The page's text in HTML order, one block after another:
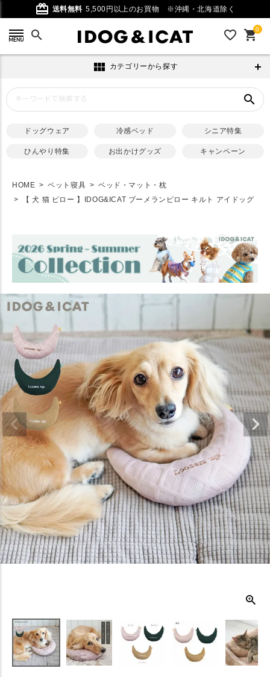
card_giftcard 送料無料 5,500円以上のお買物 ※沖縄・北海道除く
search favorite_outline 0
shopping_cart
view_module カテゴリーから探す
search
ドッグウェア 冷感ベッド シニア特集
ひんやり特集 お出かけグッズ キャンペーン
HOME ペット寝具
ベッド・マット・枕
【 犬 猫 ピロー 】IDOG&ICAT ブーメランピロー キルト アイドッグ